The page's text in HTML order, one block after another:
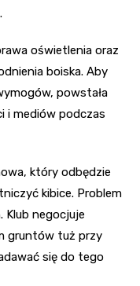
oświetlenia oraz
boiska. Aby
powstała
i mediów podczas
który odbędzie
kibice. Problem
negocjuje
gruntów tuż przy
się do tego